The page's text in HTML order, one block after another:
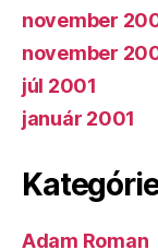
november
november
júl 2001
január 2001
Adam Roman